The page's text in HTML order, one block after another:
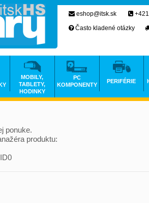
ponuke.
produktu:
eshop@itsk.sk
Často kladené otázky
MOBILY,
TABLETY,
HODINKY
PC
KOMPONENTY
PERIFÉRIE